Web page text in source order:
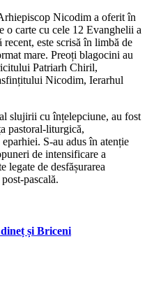
Nicodim a oferit în
carte cu cele 12 Evanghelii a
este scrisă în limbă de
mare. Preoți blagocini au
Patriarh Chiril,
Nicodim, Ierarhul
slujirii cu înțelepciune, au fost
pastoral-liturgică,
S-au adus în atenție
de intensificare a
legate de desfășurarea
pascală.
și Briceni